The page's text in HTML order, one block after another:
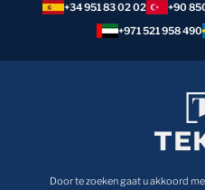
+34 951 83 02 02
+90
+971 521 958 490
Door te zoeken gaat u akkoord